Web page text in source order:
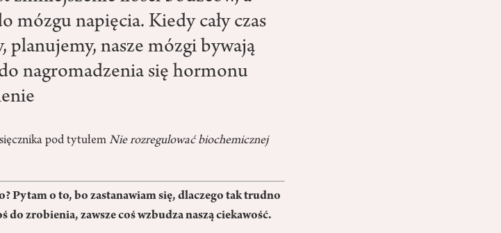
mózgu napięcia. Kiedy cały czas
nasze mózgi bywają
nagromadzenia się hormonu
pod tytułemNie rozregulować biochemicznej
Pytam o to, bo zastanawiam się, dlaczego tak trudno
do zrobienia, zawsze coś wzbudza naszą ciekawość.